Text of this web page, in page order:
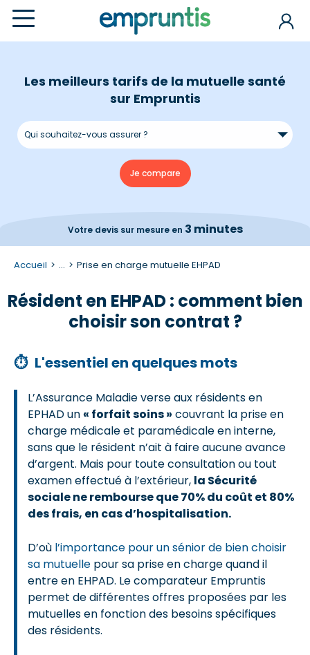
Les meilleurs tarifs de la mutuelle santé
sur Empruntis
Votre devissur mesure en 3 minutes
Accueil ... Prise en charge mutuelle EHPAD
Résident en EHPAD : comment bien
choisir son contrat ?
⏱ L'essentiel en quelques mots
L’Assurance Maladie verse aux résidents en
EPHAD un « forfait soins » couvrant la prise en
charge médicale et paramédicale en interne,
sans que le résident n’ait à faire aucune avance
d’argent. Mais pour toute consultation ou tout
examen effectué à l’extérieur, la Sécurité
sociale ne rembourse que 70% du coût et 80%
des frais, en cas d’hospitalisation.
D’où l’importance pour un sénior de bien choisir
sa mutuelle pour sa prise en charge quand il
entre en EHPAD. Le comparateur Empruntis
permet de différentes offres proposées par les
mutuelles en fonction des besoins spécifiques
des résidents.